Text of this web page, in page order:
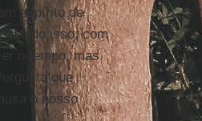
espírito de
isso, com
o tempo, mas
que
o nosso